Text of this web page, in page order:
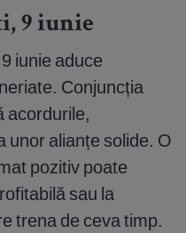
9 iunie
iunie aduce
Conjuncția
acordurile,
unor alianțe solide. O
pozitiv poate
sau la
trena de ceva timp.